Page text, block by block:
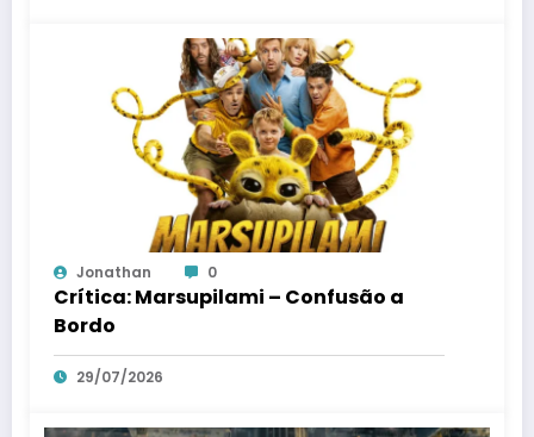
Jonathan 0
Crítica: Marsupilami – Confusão a
Bordo
29/07/2026